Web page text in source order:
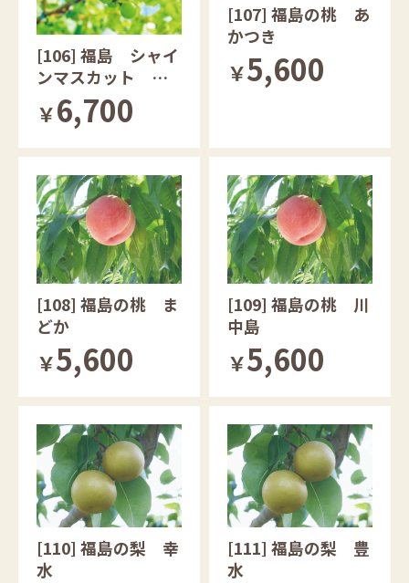
[106] 福島 シャイ
ンマスカット ２k
g ４房～６房
￥6,700
[107] 福島の桃 あ
かつき
￥5,600
[108] 福島の桃 ま
どか
￥5,600
[109] 福島の桃 川
中島
￥5,600
[110] 福島の梨 幸
水
[111] 福島の梨 豊
水